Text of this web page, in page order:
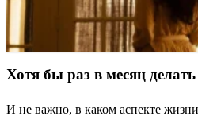
Хотя бы раз в месяц
И не важно, в каком аспекте